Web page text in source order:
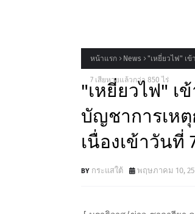
หน้าแรก News "เหยี่ยวไฟ" เ
7 เสียหายแล้วกว่า 850 ไร่
"เหยี่ยวไฟ" เ
บัญชาการเห
เนื่องเข้าวันที่
กระแสใต้ พฤษภาคม 10,